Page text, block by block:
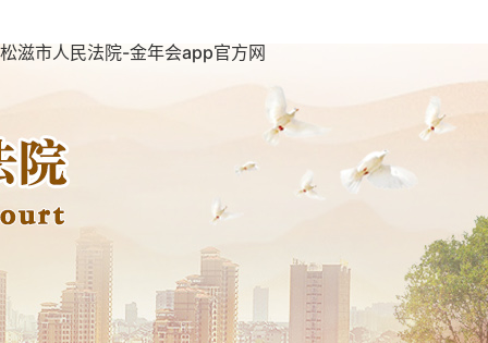
松滋市人民法院-金年会app官方网